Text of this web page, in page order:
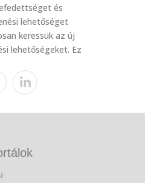
és
lehetőséget
keressük az új
lehetőségeket. Ez